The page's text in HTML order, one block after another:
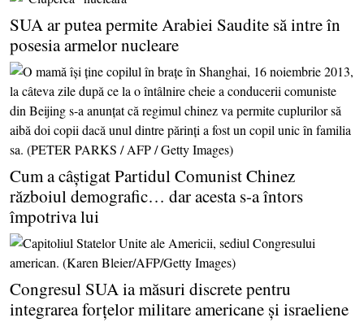
SUA ar putea permite Arabiei Saudite să intre în
posesia armelor nucleare
Cum a câştigat Partidul Comunist Chinez
războiul demografic… dar acesta s-a întors
împotriva lui
Congresul SUA ia măsuri discrete pentru
integrarea forţelor militare americane şi israeliene